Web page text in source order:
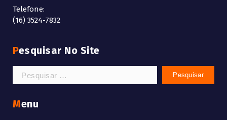
Telefone:
(16) 3524-7832
Pesquisar No Site
Menu